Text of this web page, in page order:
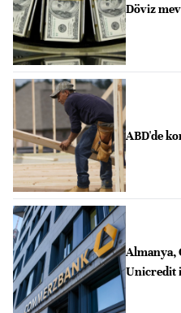
Döviz
ABD'de
Almanya,
Unicredit